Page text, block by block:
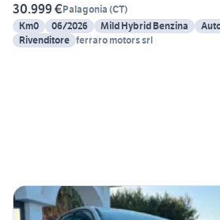
30.999 €Palagonia (CT)
Km0
06/2026 Mild Hybrid Benzina
Rivenditore ferraro motors srl